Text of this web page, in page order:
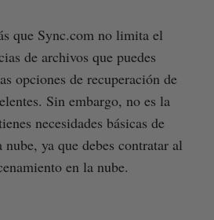
que Sync.com no limita el
de archivos que puedes
opciones de recuperación de
Sin embargo, no es la
necesidades básicas de
ya que debes contratar al
en la nube.